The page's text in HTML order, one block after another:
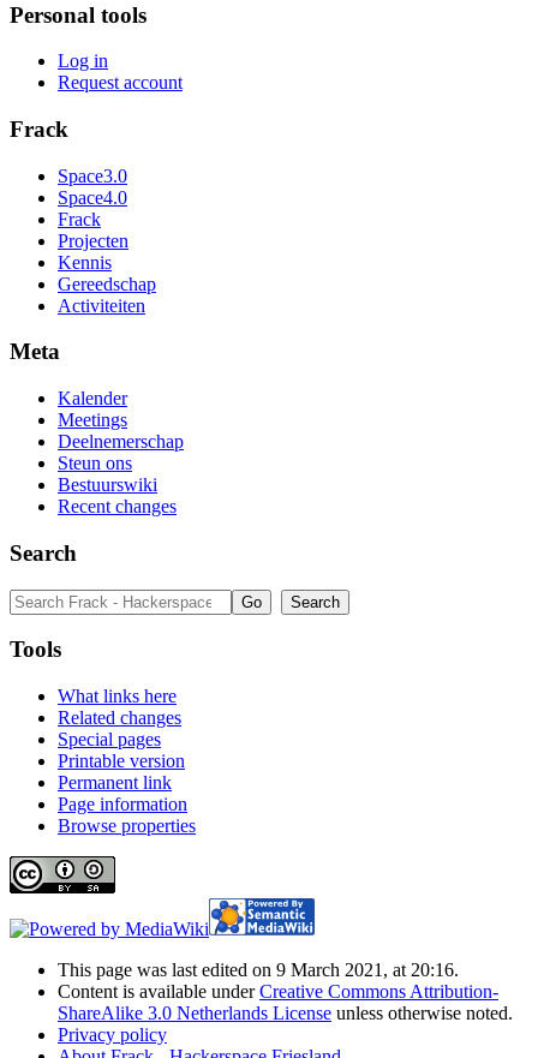
Personal tools
Log in
Request account
Frack
Space3.0
Space4.0
Frack
Projecten
Kennis
Gereedschap
Activiteiten
Meta
Kalender
Meetings
Deelnemerschap
Steun ons
Bestuurswiki
Recent changes
Search
Tools
What links here
Related changes
Special pages
Printable version
Permanent link
Page information
Browse properties
This page was last edited on 9 March 2021, at 20:16.
Content is available underCreative Commons Attribution-
ShareAlike 3.0 Netherlands License unless otherwise noted.
Privacy policy